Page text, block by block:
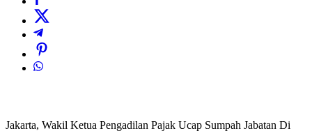
Jakarta, Wakil Ketua Pengadilan Pajak Ucap Sumpah Jabatan Di